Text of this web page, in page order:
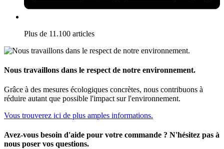
Plus de 11.100 articles
Nous travaillons dans le respect de notre environnement.
Grâce à des mesures écologiques concrètes, nous contribuons à
réduire autant que possible l'impact sur l'environnement.
Vous trouverez ici de plus amples informations.
Avez-vous besoin d'aide pour votre commande ? N'hésitez pas à
nous poser vos questions.